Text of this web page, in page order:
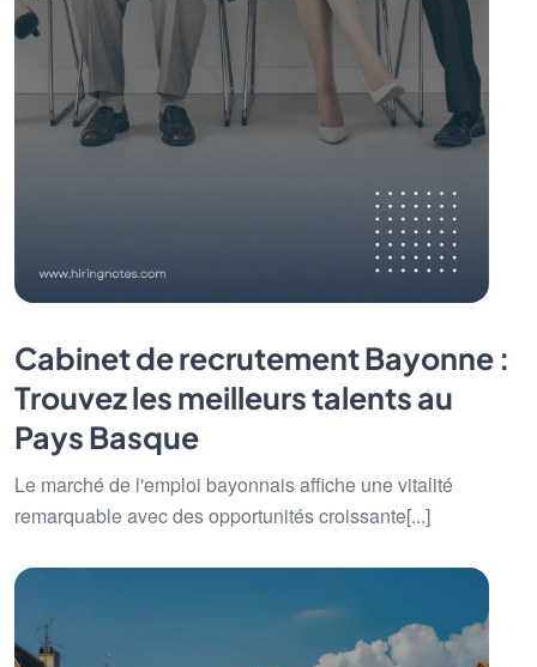
Cabinet de recrutement Bayonne :
Trouvez les meilleurs talents au
Pays Basque
Le marché de l'emploi bayonnais affiche une vitalité
remarquable avec des opportunités croissante[...]